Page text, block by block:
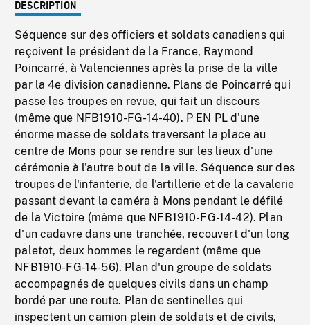
DESCRIPTION
Séquence sur des officiers et soldats canadiens qui
reçoivent le président de la France, Raymond
Poincarré, à Valenciennes après la prise de la ville
par la 4e division canadienne. Plans de Poincarré qui
passe les troupes en revue, qui fait un discours
(même que NFB1910-FG-14-40). P EN PL d'une
énorme masse de soldats traversant la place au
centre de Mons pour se rendre sur les lieux d'une
cérémonie à l'autre bout de la ville. Séquence sur des
troupes de l'infanterie, de l'artillerie et de la cavalerie
passant devant la caméra à Mons pendant le défilé
de la Victoire (même que NFB1910-FG-14-42). Plan
d'un cadavre dans une tranchée, recouvert d'un long
paletot, deux hommes le regardent (même que
NFB1910-FG-14-56). Plan d'un groupe de soldats
accompagnés de quelques civils dans un champ
bordé par une route. Plan de sentinelles qui
inspectent un camion plein de soldats et de civils,